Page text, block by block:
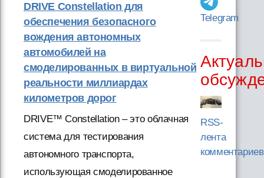
DRIVE Constellation для
обеспечения безопасного
вождения автономных
автомобилей на
смоделированных в виртуальной
реальности миллиардах
километров дорог
DRIVE™ Constellation – это облачная
система для тестирования
автономного транспорта,
использующая смоделированное
Telegram
RSS-
лента
комментариев